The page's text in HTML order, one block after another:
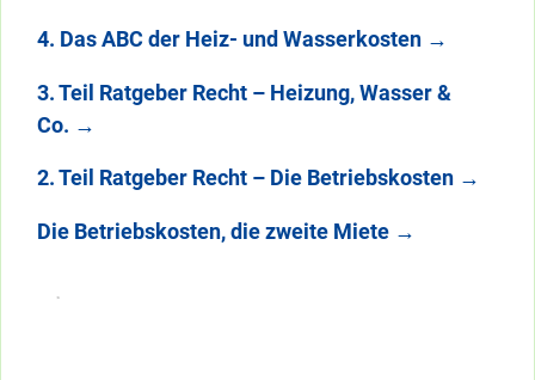
4. Das ABC der Heiz- und Wasserkosten →
3. Teil Ratgeber Recht – Heizung, Wasser &
Co. →
2. Teil Ratgeber Recht – Die Betriebskosten →
Die Betriebskosten, die zweite Miete →